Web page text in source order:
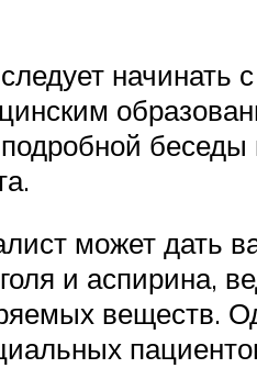
может дать
и аспирина,
веществ.